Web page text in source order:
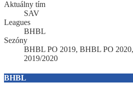
Aktuálny tím
SAV
Leagues
BHBL
Sezóny
BHBL PO 2019, BHBL PO
2019/2020
BHBL